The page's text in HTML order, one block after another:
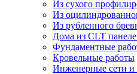
Из сухого
Из
Из рубленного
Дома из CLT
Фундаментные
Кровельные работы
Инженерные сети